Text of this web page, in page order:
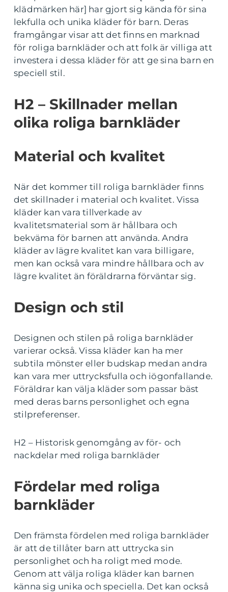
klädmärken här] har gjort sig kända för sina
lekfulla och unika kläder för barn. Deras
framgångar visar att det finns en marknad
för roliga barnkläder och att folk är villiga att
investera i dessa kläder för att ge sina barn en
speciell stil.
H2 – Skillnader mellan
olika roliga barnkläder
Material och kvalitet
När det kommer till roliga barnkläder finns
det skillnader i material och kvalitet. Vissa
kläder kan vara tillverkade av
kvalitetsmaterial som är hållbara och
bekväma för barnen att använda. Andra
kläder av lägre kvalitet kan vara billigare,
men kan också vara mindre hållbara och av
lägre kvalitet än föräldrarna förväntar sig.
Design och stil
Designen och stilen på roliga barnkläder
varierar också. Vissa kläder kan ha mer
subtila mönster eller budskap medan andra
kan vara mer uttrycksfulla och iögonfallande.
Föräldrar kan välja kläder som passar bäst
med deras barns personlighet och egna
stilpreferenser.
H2 – Historisk genomgång av för- och
nackdelar med roliga barnkläder
Fördelar med roliga
barnkläder
Den främsta fördelen med roliga barnkläder
är att de tillåter barn att uttrycka sin
personlighet och ha roligt med mode.
Genom att välja roliga kläder kan barnen
känna sig unika och speciella. Det kan också